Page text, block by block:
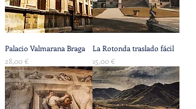
Palacio Valmarana Braga
Precio
28,00 €
La Rotonda traslado fácil
Precio
15,00 €